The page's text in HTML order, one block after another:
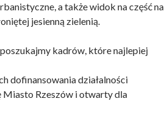
a także widok na część na
jesienną zielenią.
kadrów, które najlepiej
dofinansowania działalności
Miasto Rzeszów i otwarty dla